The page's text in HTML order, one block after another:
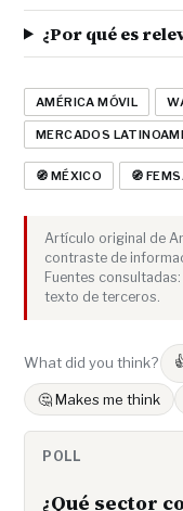
¿Por qué es
AMÉRICA MÓVIL
MERCADOS
🧭 MÉXICO 🧭
Artículo original de
contraste de
Fuentes
texto de terceros.
What did you think?
🤔 Makes me think
POLL
¿Qué sector